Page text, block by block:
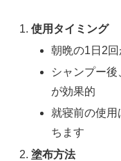
使用タイミング
朝晩の1日2回
シャンプー
が効果的
就寝前の使
ちます
塗布方法